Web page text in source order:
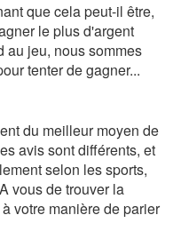
que cela peut-il être,
le plus d'argent
au jeu, nous sommes
tenter de gagner...
du meilleur moyen de
avis sont différents, et
selon les sports,
vous de trouver la
votre manière de parier